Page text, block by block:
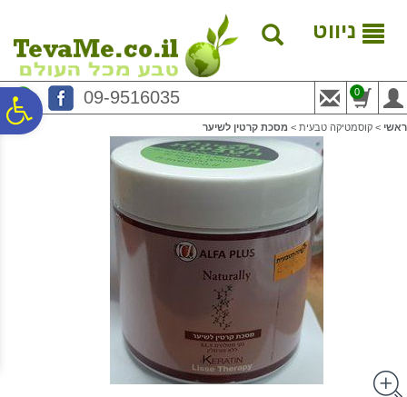
נגישות
המרכזי
ניווט
09-9516035 0
ראשי > קוסמטיקה טבעית > מסכת קרטין לשיער